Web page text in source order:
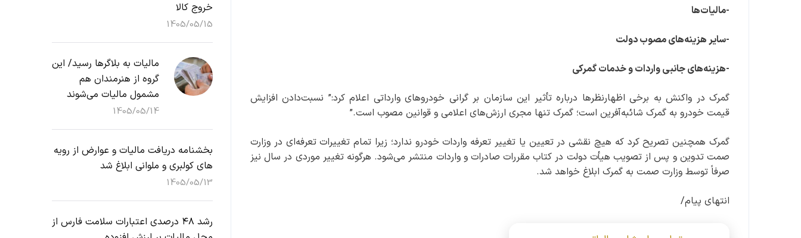
-مالیات‌ها
-سایر هزینه‌های مصوب دولت
-هزینه‌های جانبی واردات و خدمات گمرکی
گمرک در واکنش به برخی اظهارنظرها درباره تأثیر این سازمان بر گرانی خودروهای وارداتی اعلام کرد:” نسبت‌دادن افزایش
قیمت خودرو به گمرک شائبه‌آفرین است؛ گمرک تنها مجری ارزش‌های اعلامی و قوانین مصوب است.”
گمرک همچنین تصریح کرد که هیچ نقشی در تعیین یا تغییر تعرفه واردات خودرو ندارد؛ زیرا تمام تغییرات تعرفه‌ای در وزارت
صمت تدوین و پس از تصویب هیأت دولت در کتاب مقررات صادرات و واردات منتشر می‌شود. هرگونه تغییر موردی در سال نیز
صرفاً توسط وزارت صمت به گمرک ابلاغ خواهد شد.
انتهای پیام/
خروج کالا
1405/05/15
مالیات به بلاگرها رسید/ این
گروه از هنرمندان هم
مشمول مالیات می‌شوند
1405/05/14
بخشنامه دریافت مالیات و عوارض از رویه
های کولبری و ملوانی ابلاغ شد
1405/05/13
رشد ۴۸ درصدی اعتبارات سلامت فارس از